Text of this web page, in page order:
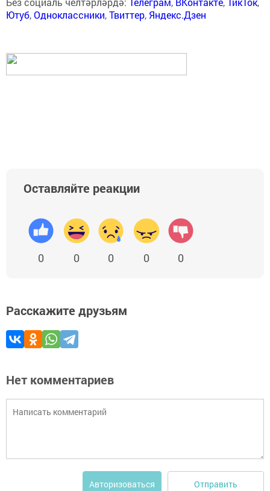
Ютуб,Одноклассники,Твиттер, Яндекс.Дзен
Оставляйте реакции
0 0 0 0 0
Расскажите друзьям
Нет комментариев
Авторизоваться Отправить